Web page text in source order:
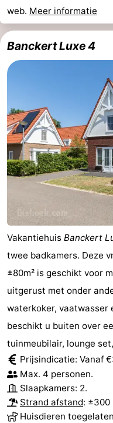
web. Meer informatie
Banckert Luxe 4
Vakantiehuis Banckert
twee badkamers. Deze
±80m² is geschikt voor
uitgerust met onder
waterkoker, vaatwasser
beschikt u buiten over
tuinmeubilair, lounge
Prijsindicatie: Vanaf
Max. 4 personen.
Slaapkamers: 2.
Strand afstand: ±300
Huisdieren